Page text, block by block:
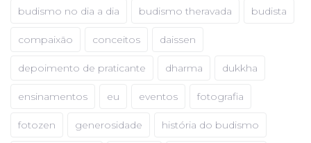
budismo no dia a dia budismo theravada budista
compaixão conceitos daissen
depoimento de praticante dharma dukkha
ensinamentos eu eventos fotografia
fotozen generosidade história do budismo